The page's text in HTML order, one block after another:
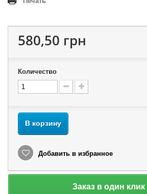
580,50 грн
Количество
В корзину
Добавить в избранное
Заказ в один клик